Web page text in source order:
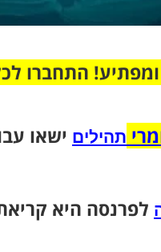
התחברו
תהילים ישאו
לפרנסה היא